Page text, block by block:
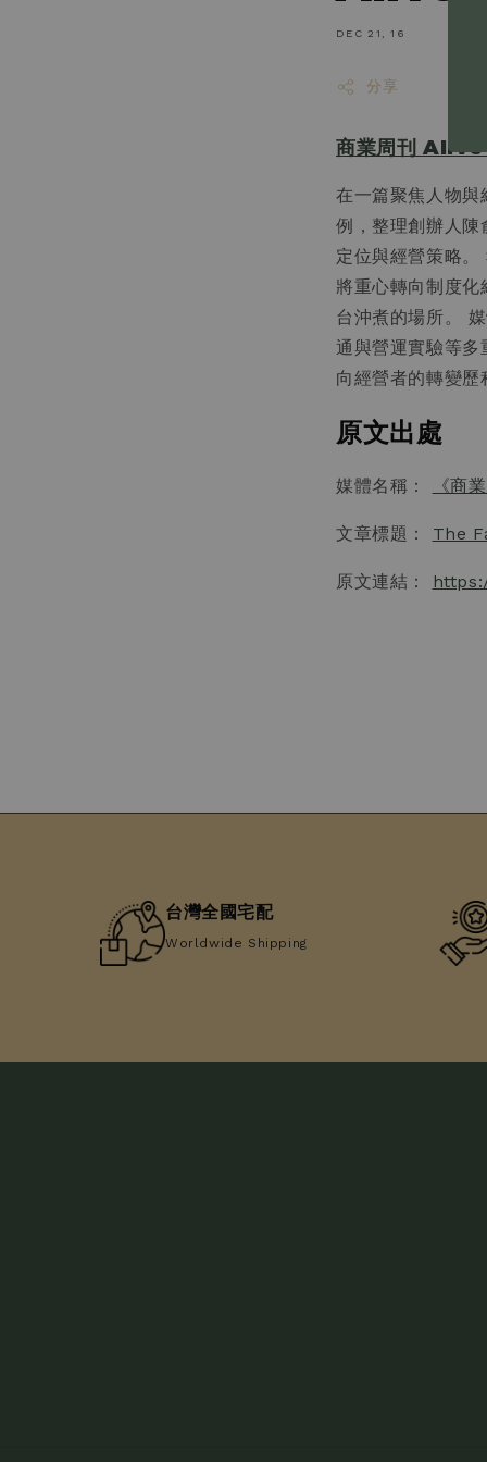
DEC 21, 16
分享
商業周刊
在一篇聚焦人物
例，整理創辦人
定位與經營策略
將重心轉向制度
台沖煮的場所。
通與營運實驗等
向經營者的轉變歷
原文出處
媒體名稱： 《商
文章標題： The
原文連結：
台灣全國宅配
Worldwide Shipping